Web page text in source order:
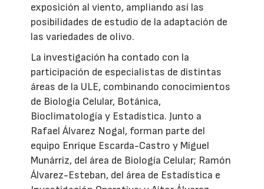
exposición al viento, ampliando así las
posibilidades de estudio de la adaptación de
las variedades de olivo.
La investigación ha contado con la
participación de especialistas de distintas
áreas de la ULE, combinando conocimientos
de Biología Celular, Botánica,
Bioclimatología y Estadística. Junto a
Rafael Álvarez Nogal, forman parte del
equipo Enrique Escarda-Castro y Miguel
Munárriz, del área de Biología Celular; Ramón
Álvarez-Esteban, del área de Estadística e